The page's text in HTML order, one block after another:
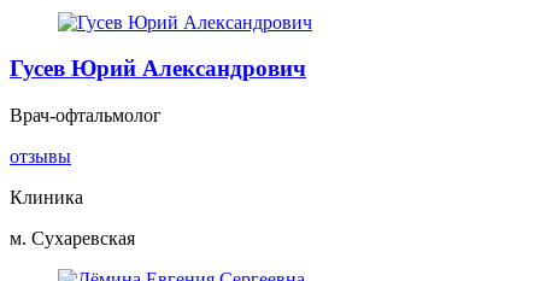
Гусев Юрий Александрович
Врач-офтальмолог
отзывы
Клиника
м. Сухаревская